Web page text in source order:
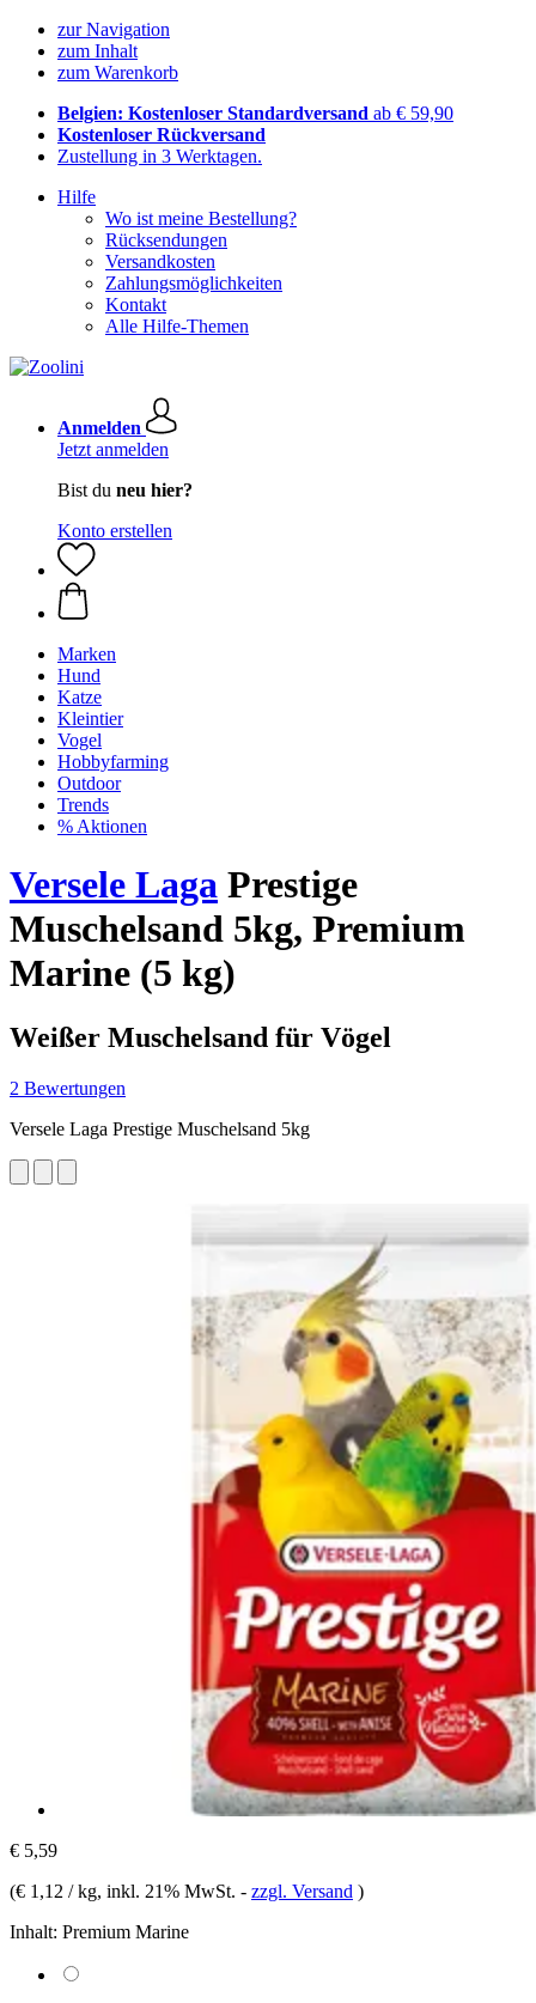
zur Navigation
zum Inhalt
zum Warenkorb
Belgien: Kostenloser Standardversand ab € 59,90
Kostenloser Rückversand
Zustellung in 3 Werktagen.
Hilfe
Wo ist meine Bestellung?
Rücksendungen
Versandkosten
Zahlungsmöglichkeiten
Kontakt
Alle Hilfe-Themen
Anmelden
Jetzt anmelden
Bist du neu hier?
Konto erstellen
Marken
Hund
Katze
Kleintier
Vogel
Hobbyfarming
Outdoor
Trends
% Aktionen
Versele Laga Prestige
Muschelsand 5kg, Premium
Marine (5 kg)
Weißer Muschelsand für Vögel
2 Bewertungen
Versele Laga Prestige Muschelsand 5kg
€ 5,59
(€ 1,12 / kg, inkl. 21% MwSt. - zzgl. Versand )
Inhalt: Premium Marine